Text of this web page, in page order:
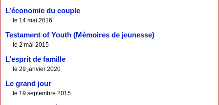
L’économie du couple
le 14 mai 2016
Testament of Youth (Mémoires de jeunesse)
le 2 mai 2015
L’esprit de famille
le 29 janvier 2020
Le grand jour
le 19 septembre 2015